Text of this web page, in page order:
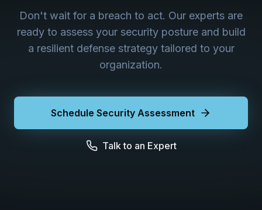
Don't wait for a breach to act. Our experts are
ready to assess your security posture and build
a resilient defense strategy tailored to your
organization.
Schedule Security Assessment
Talk to an Expert